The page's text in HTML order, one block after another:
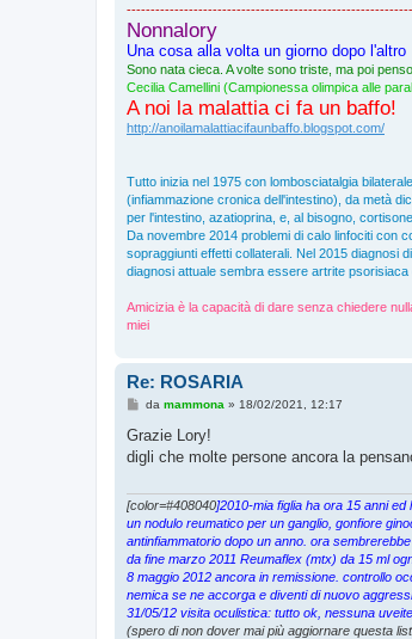
Nonnalory
Una cosa alla volta un giorno dopo l'altro
Sono nata cieca. A volte sono triste, ma poi
Cecilia Camellini (Campionessa olimpica alle
A noi la malattia ci fa un baffo!
http://anoilamalattiacifaunbaffo.blogspot.com/
Tutto inizia nel 1975 con lombosciatalgia
(infiammazione cronica dell'intestino), da metà
per l'intestino, azatioprina, e, al bisogno,
Da novembre 2014 problemi di calo linfociti con
sopraggiunti effetti collaterali. Nel 2015 diagnosi
diagnosi attuale sembra essere artrite
Amicizia è la capacità di dare senza chiedere
miei
Re: ROSARIA
M
s
a
i
da mammona » 18/02/2021, 12:17
Grazie Lory!
digli che molte persone ancora la
[color=#408040]2010-mia figlia ha ora 15 anni
un nodulo reumatico per un ganglio, gonfiore
antinfiammatorio dopo un anno. ora
da fine marzo 2011 Reumaflex (mtx) da 15 ml
8 maggio 2012 ancora in remissione. controllo
nemica se ne accorga e diventi di nuovo
31/05/12 visita oculistica: tutto ok, nessuna
(spero di non dover mai più aggiornare questa